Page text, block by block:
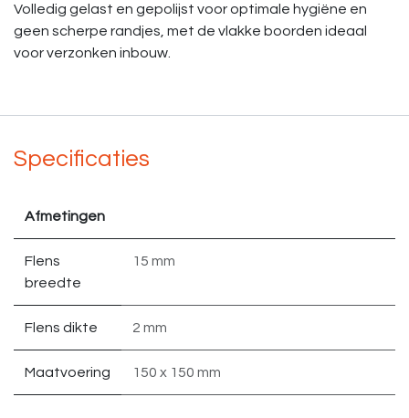
Volledig gelast en gepolijst voor optimale hygiëne en
geen scherpe randjes, met de vlakke boorden ideaal
voor verzonken inbouw.
Specificaties
Afmetingen
Flens
breedte
15 mm
Flens dikte 2 mm
Maatvoering 150 x 150 mm